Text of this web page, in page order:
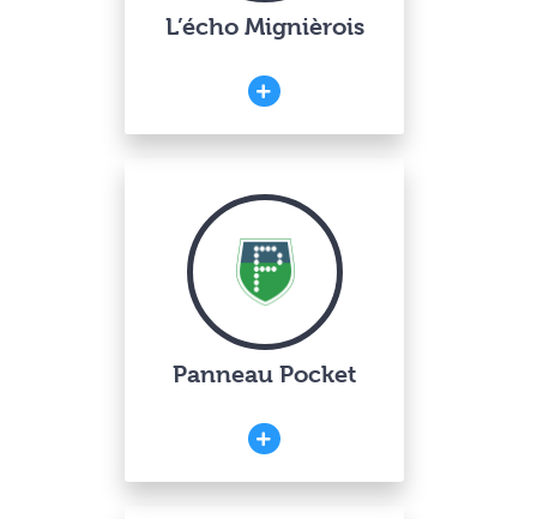
L’écho Mignièrois
Panneau Pocket